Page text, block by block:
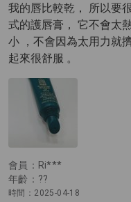
會員：Ri***
年齡：??
時間：2025-04-18
我的唇比較乾， 所以要
式的護唇膏， 它不會太
小 ，不會因為太用力就
起來很舒服 。